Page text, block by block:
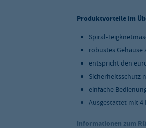
Produktvorteile im
Spiral-
robustes
entspricht den
Sicherheitsschutz
einfache
Ausgestattet mit 4
Informationen zum